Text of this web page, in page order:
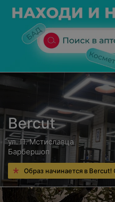
Bercut
ул. П. Мстиславца
Барбершоп
Образ начинается в